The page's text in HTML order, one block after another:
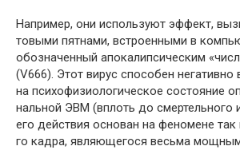
Например, они используют эффект,
товыми пятнами, встроенными в
обозначенный апокалипсическим
(V666). Этот вирус способен негативно
на психофизиологическое состояние
нальной ЭВМ (вплоть до смертельного
его действия основан на феномене
го кадра, являющегося весьма